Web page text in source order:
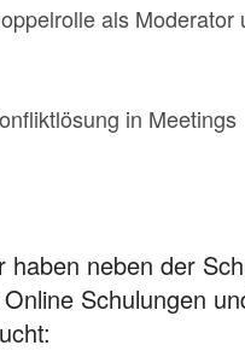
als Moderator
in Meetings
haben neben der
Schulungen